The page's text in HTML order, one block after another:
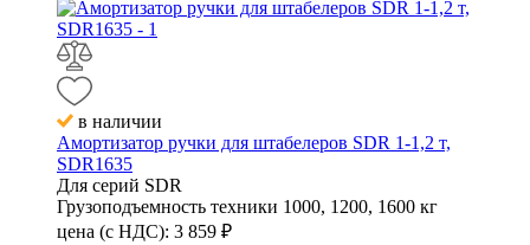
в наличии
Амортизатор ручки для штабелеров SDR 1-1,2 т,
SDR1635
Для серий SDR
Грузоподъемность техники 1000, 1200, 1600 кг
цена (с НДС): 3 859 ₽